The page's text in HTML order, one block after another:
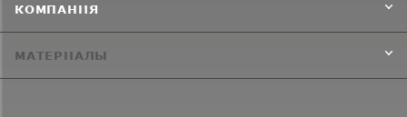
КОМПАНИЯ
МАТЕРИАЛЫ